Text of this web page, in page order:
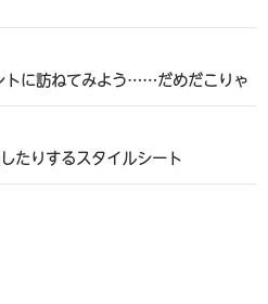
トに訪ねてみよう……だめだこりゃ
たりするスタイルシート